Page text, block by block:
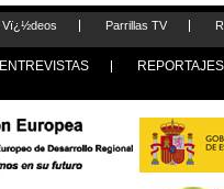
Vï¿½deos Parrillas TV
ENTREVISTAS
REPORTAJES